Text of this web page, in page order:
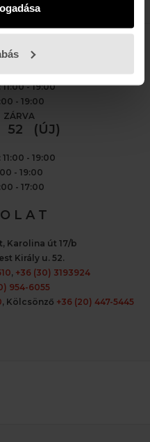
A 17 / B
- 19:00
- 19:00
52 (ÚJ)
- 19:00
- 19:00
- 17:00
L A T
Karolina út 17/b
Király u. 52.
, +36 (30) 3193924
954-6055
, Kölcsönző +36 (20) 447-5445